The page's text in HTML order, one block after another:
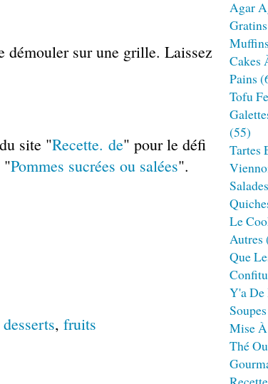
démouler sur une grille. Laissez
site "Recette. de" pour le défi
"Pommes sucrées ou salées".
desserts, fruits
Agar
Cakes
Pains
Tofu
(55)
Tartes
Salades
Le
Autres
Que
Y'a De
Soupes
Mise
Thé